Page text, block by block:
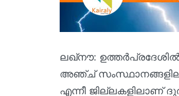
ലഖ്‌നൗ: ഉത്തര്‍പ്രദേശില്‍
അഞ്ച്
എന്നീ ജില്ലകളിലാണ്